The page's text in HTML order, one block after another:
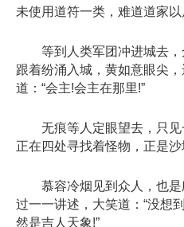
未使用道符一类，难道道家
等到人类军团冲进城去，
跟着纷涌入城，黄如意眼尖
道：“会主!会主在那里!”
无痕等人定眼望去，只见
正在四处寻找着怪物，正是沙
慕容冷烟见到众人，也是
过一一讲述，大笑道：“没想
然是吉人天象!”